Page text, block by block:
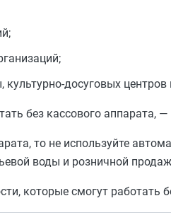
досуговых центров
без кассового аппарата,
то не используйте
воды и розничной
которые смогут работать